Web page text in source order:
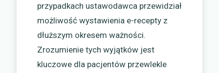
przypadkach ustawodawca przewidział
możliwość wystawienia e-recepty z
dłuższym okresem ważności.
Zrozumienie tych wyjątków jest
kluczowe dla pacjentów przewlekle